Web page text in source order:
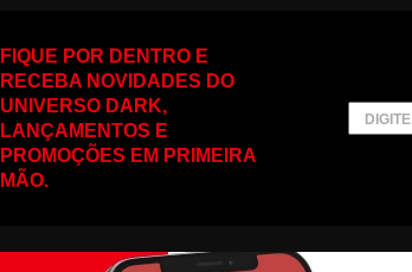
FIQUE POR DENTRO E
RECEBA NOVIDADES DO
UNIVERSO DARK,
LANÇAMENTOS E
PROMOÇÕES EM PRIMEIRA
MÃO.